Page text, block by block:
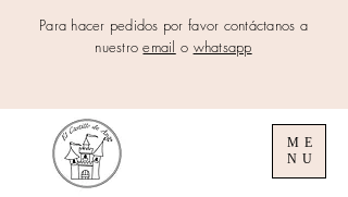
Para hacer pedidos por favor contáctanos a
nuestroemail o whatsapp
ME
NU